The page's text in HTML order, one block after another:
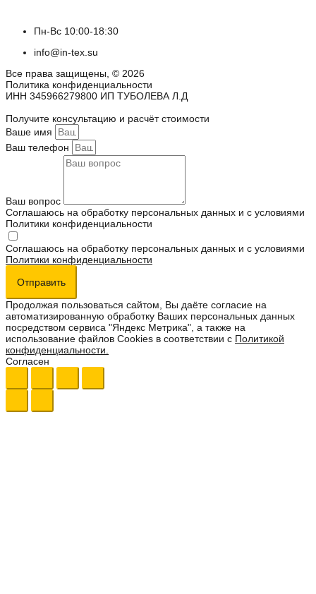
Пн-Вс 10:00-18:30
info@in-tex.su
Все права защищены, © 2026
Политика конфиденциальности
ИНН 345966279800 ИП ТУБОЛЕВА Л.Д
Получите консультацию и расчёт стоимости
Ваше имя
Ваш телефон
Ваш вопрос
Соглашаюсь на обработку персональных данных и с условиями
Политики конфиденциальности
Соглашаюсь на обработку персональных данных и с условиями
Политики конфиденциальности
Отправить
Продолжая пользоваться сайтом, Вы даёте согласие на
автоматизированную обработку Ваших персональных данных
посредством сервиса "Яндекс Метрика", а также на
использование файлов Cookies в соответствии с Политикой
конфиденциальности.
Согласен